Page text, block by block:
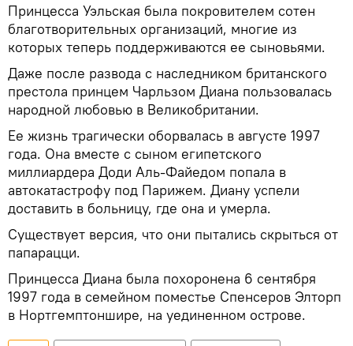
Принцесса Уэльская была покровителем сотен
благотворительных организаций, многие из
которых теперь поддерживаются ее сыновьями.
Даже после развода с наследником британского
престола принцем Чарльзом Диана пользовалась
народной любовью в Великобритании.
Ее жизнь трагически оборвалась в августе 1997
года. Она вместе с сыном египетского
миллиардера Доди Аль-Файедом попала в
автокатастрофу под Парижем. Диану успели
доставить в больницу, где она и умерла.
Существует версия, что они пытались скрыться от
папарацци.
Принцесса Диана была похоронена 6 сентября
1997 года в семейном поместье Спенсеров Элторп
в Нортгемптоншире, на уединенном острове.